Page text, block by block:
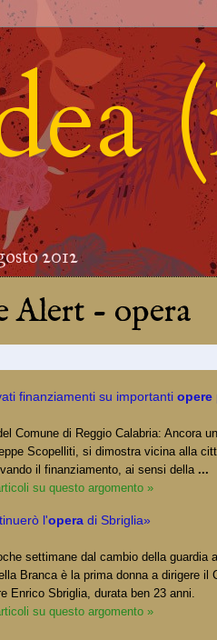
2012
Alert - opera
finanziamenti su importanti opere
Comune di Reggio Calabria: Ancora
Scopelliti, si dimostra vicina alla
il finanziamento, ai sensi della ...
su questo argomento »
l'opera di Sbriglia»
settimane dal cambio della guardia
Branca è la prima donna a dirigere il
Enrico Sbriglia, durata ben 23 anni.
su questo argomento »